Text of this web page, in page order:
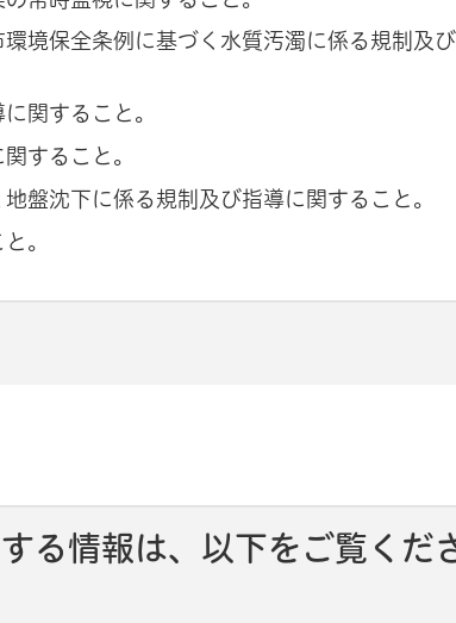
境保全条例に基づく水質汚濁に係る規制及
関すること。
すること。
盤沈下に係る規制及び指導に関すること。
。
る情報は、以下をご覧くだ